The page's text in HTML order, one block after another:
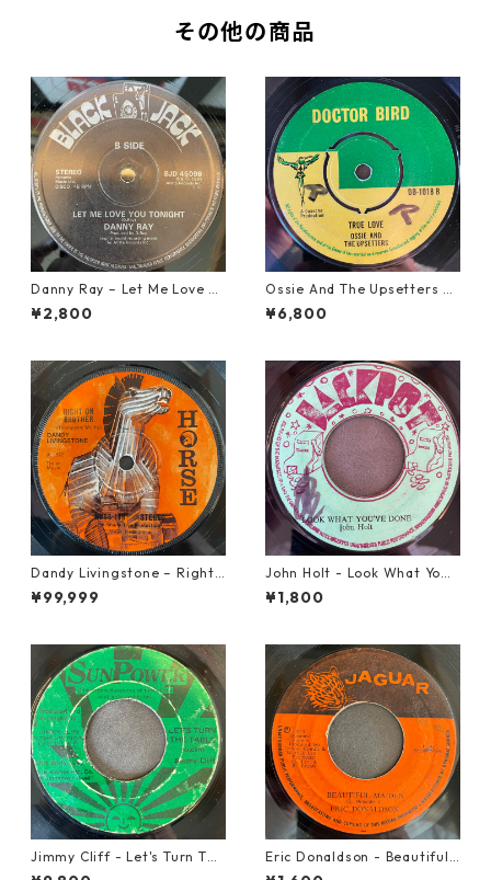
その他の商品
Danny Ray – Let Me Love Yo
u Tonight【12-30001】
¥2,800
Ossie And The Upsetters -
True Love【7-22000】
¥6,800
Dandy Livingstone – Right
On Brother【7-21946】
¥99,999
John Holt - Look What Yo
u've Done【7-21817】
¥1,800
Jimmy Cliff - Let's Turn The
Table【7-21999】
Eric Donaldson - Beautiful
Maiden【7-21788】